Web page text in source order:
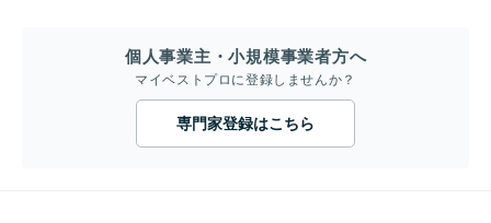
個人事業主・小規模事業者方へ
マイベストプロに登録しませんか？
専門家登録はこちら